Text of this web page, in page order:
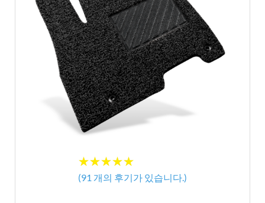
★★★★★
★★★★★
(91 개의 후기가 있습니다.)